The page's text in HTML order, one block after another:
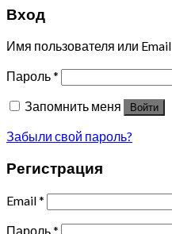
Вход
Имя пользователя или Email
Пароль*
Запомнить меня
Войти
Забыли свой пароль?
Регистрация
Email*
Пароль*